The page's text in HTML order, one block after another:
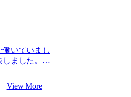
ャリアの相
バイスを多
があり、転職
つ何をやれ
できまし
の会社の方々
１つの会社
いていまし
しました。転
ティングフ
View More